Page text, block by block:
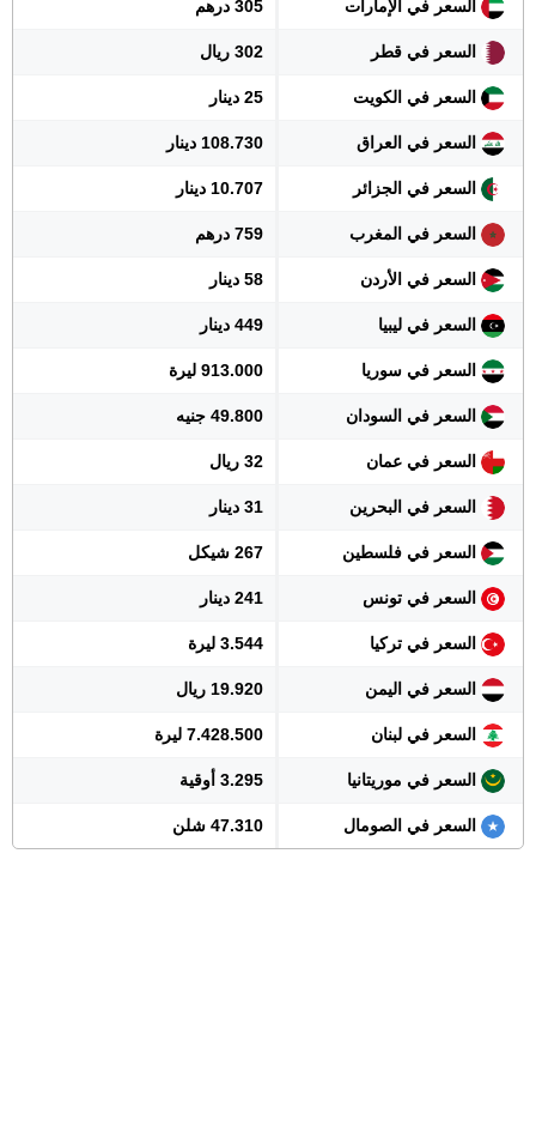
السعر في الإمارات 305 درهم
السعر في قطر 302 ريال
السعر في الكويت 25 دينار
السعر في العراق 108.730 دينار
السعر في الجزائر 10.707 دينار
السعر في المغرب 759 درهم
السعر في الأردن 58 دينار
السعر في ليبيا 449 دينار
السعر في سوريا 913.000 ليرة
السعر في السودان 49.800 جنيه
السعر في عمان 32 ريال
السعر في البحرين 31 دينار
السعر في فلسطين 267 شيكل
السعر في تونس 241 دينار
السعر في تركيا 3.544 ليرة
السعر في اليمن 19.920 ريال
السعر في لبنان 7.428.500 ليرة
السعر في موريتانيا 3.295 أوقية
السعر في الصومال 47.310 شلن